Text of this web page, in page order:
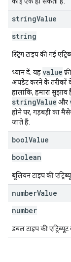
stringValue
string
स्ट्रिंग टाइप की गई
ध्यान दें: यहvalue
अपडेट करने के तरीकों
हालांकि, हमारा सुझाव
stringValue और
होने पर, गड़बड़ी का
जाते हैं.
boolValue
boolean
बूलियन टाइप की
numberValue
number
डबल टाइप की एट्रिब्यूट